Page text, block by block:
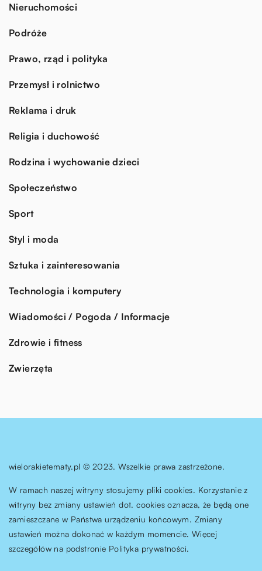
Nieruchomości
Podróże
Prawo, rząd i polityka
Przemysł i rolnictwo
Reklama i druk
Religia i duchowość
Rodzina i wychowanie dzieci
Społeczeństwo
Sport
Styl i moda
Sztuka i zainteresowania
Technologia i komputery
Wiadomości / Pogoda / Informacje
Zdrowie i fitness
Zwierzęta
wielorakietematy.pl © 2023. Wszelkie prawa zastrzeżone.
W ramach naszej witryny stosujemy pliki cookies. Korzystanie z
witryny bez zmiany ustawień dot. cookies oznacza, że będą one
zamieszczane w Państwa urządzeniu końcowym. Zmiany
ustawień można dokonać w każdym momencie. Więcej
szczegółów na podstronie Polityka prywatności.